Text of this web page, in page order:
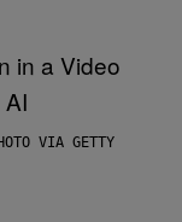
VIA GETTY